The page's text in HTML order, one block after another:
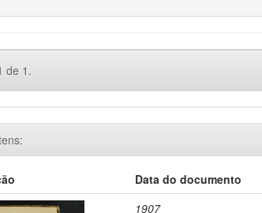
de 1.
Data do documento
1907